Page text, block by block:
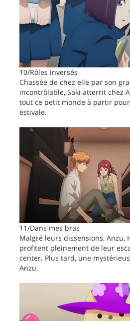
10/Rôles inversés
Chassée de chez elle par son
incontrôlable, Saki atterrit chez
tout ce petit monde à partir
estivale.
11/Dans mes bras
Malgré leurs dissensions,
profitent pleinement de leur
center. Plus tard, une
Anzu.